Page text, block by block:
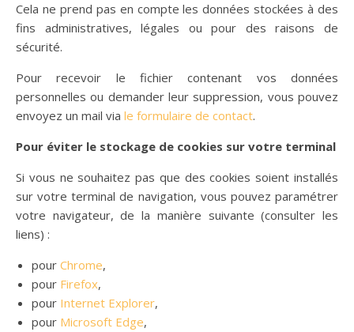
Cela ne prend pas en compte les données stockées à des
fins administratives, légales ou pour des raisons de
sécurité.
Pour recevoir le fichier contenant vos données
personnelles ou demander leur suppression, vous pouvez
envoyez un mail via le formulaire de contact.
Pour éviter le stockage de cookies sur votre terminal
Si vous ne souhaitez pas que des cookies soient installés
sur votre terminal de navigation, vous pouvez paramétrer
votre navigateur, de la manière suivante (consulter les
liens) :
pour Chrome,
pour Firefox,
pour Internet Explorer,
pour Microsoft Edge,